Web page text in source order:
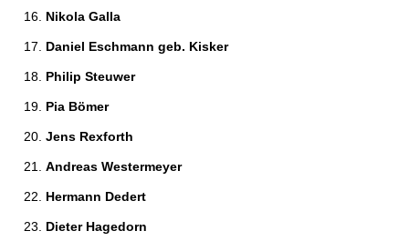
Nikola Galla
Daniel Eschmann geb. Kisker
Philip Steuwer
Pia Bömer
Jens Rexforth
Andreas Westermeyer
Hermann Dedert
Dieter Hagedorn